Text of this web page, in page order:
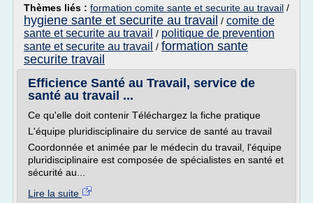
Thèmes liés : formation comite sante et securite au travail /
hygiene sante et securite au travail / comite de
sante et securite au travail / politique de prevention
sante et securite au travail / formation sante
securite travail
Efficience Santé au Travail, service de
santé au travail ...
Ce qu'elle doit contenir Téléchargez la fiche pratique
L'équipe pluridisciplinaire du service de santé au travail
Coordonnée et animée par le médecin du travail, l'équipe
pluridisciplinaire est composée de spécialistes en santé et
sécurité au...
Lire la suite